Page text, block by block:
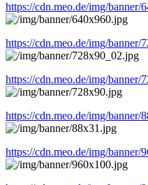
https://cdn.meo.de/img/banner/
https://cdn.meo.de/img/banner/
https://cdn.meo.de/img/banner/
https://cdn.meo.de/img/banner/
https://cdn.meo.de/img/banner/